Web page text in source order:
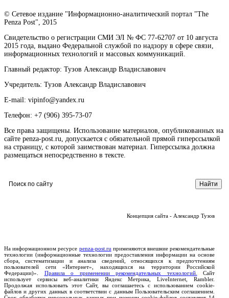
© Сетевое издание "Информационно-аналитический портал "The
Penza Post", 2015
Свидетельство о регистрации СМИ ЭЛ № ФС 77-62707 от 10 августа
2015 года, выдано Федеральной службой по надзору в сфере связи,
информационных технологий и массовых коммуникаций.
Главный редактор: Тузов Александр Владиславович
Учредитель: Тузов Александр Владиславович
E-mail: vipinfo@yandex.ru
Телефон: +7 (906) 395-73-07
Все права защищены. Использование материалов, опубликованных на
сайте penza-post.ru, допускается с обязательной прямой гиперссылкой
на страницу, с которой заимствован материал. Гиперссылка должна
размещаться непосредственно в тексте.
Концепция сайта - Александр Тузов
На информационном ресурсе penza-post.ru применяются внешние рекомендательные
технологии (информационные технологии предоставления информации на основе
сбора, систематизации и анализа сведений, относящихся к предпочтениям
пользователей сети «Интернет», находящихся на территории Российской
Федерации)». Правила о применении рекомендательных технологий.
Сайт
использует сервисы веб-аналитики Яндекс Метрика, LiveInternet, Rambler.
Продолжая использовать этот Сайт, вы соглашаетесь с использованием cookie-
файлов и других данных в соответствии с данным Пользовательским соглашением.